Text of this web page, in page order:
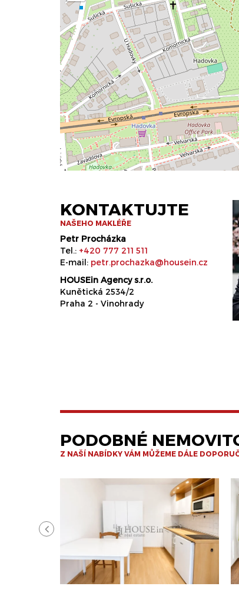
KONTAKTUJTE
NAŠEHO MAKLÉŘE
Petr Procházka
Tel.: +420 777 211 511
E-mail: petr.prochazka@housein.cz
HOUSEin Agency s.r.o.
Kunětická 2534/2
Praha 2 - Vinohrady
PODOBNÉ
Z NAŠÍ NABÍDKY VÁM MŮŽEME DÁLE